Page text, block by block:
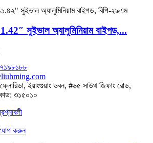
সুইভাল অ্যালুমিনিয়াম বাইপড,...
ফ্লোরিডা, ইয়াংগুয়াং ভবন, #৬৫ সাউথ জিফাং রোড,
৩১৫০১০
করুন